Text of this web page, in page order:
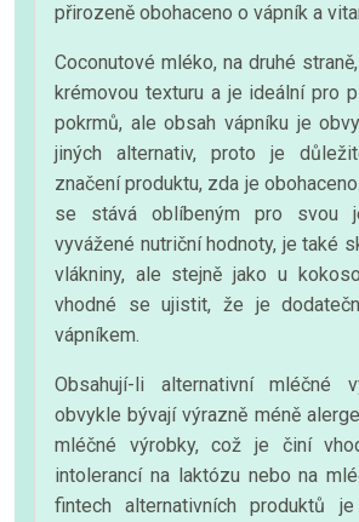
přirozeně obohaceno o vápník a
Coconutové mléko, na druhé
krémovou texturu a je ideální pro
pokrmů, ale obsah vápníku je
jiných alternativ, proto je
značení produktu, zda je
se stává oblíbeným pro svou
vyvážené nutriční hodnoty, je také
vlákniny, ale stejně jako u
vhodné se ujistit, že je
vápníkem.
Obsahují-li alternativní mléčné
obvykle bývají výrazně méně
mléčné výrobky, což je činí
intolerancí na laktózu nebo na
fintech alternativních produktů